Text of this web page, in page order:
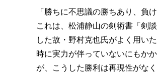
「勝ちに不思議の勝ちあり、負
これは、松浦静山の剣術書「剣
した故・野村克也氏がよく用い
時に実力が伴っていないにもか
が、こうした勝利は再現性がな